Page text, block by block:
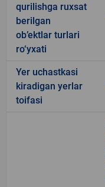
qurilishga ruxsat
berilgan
ob’ektlar turlari
ro‘yxati
Yer uchastkasi
kiradigan yerlar
toifasi